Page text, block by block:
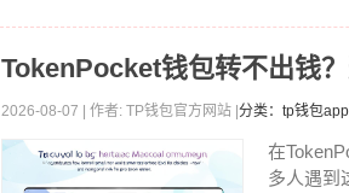
TokenPocket钱包转不出钱
2026-08-07 | 作者: TP钱包官方网站 | 分类：tp钱包
在
多人遇到